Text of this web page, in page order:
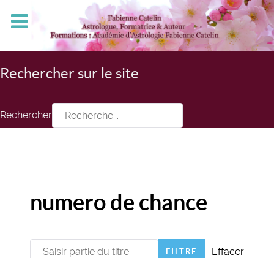
Rechercher sur le site
Rechercher
numero de chance
Saisir partie du titre FILTRE
Effacer